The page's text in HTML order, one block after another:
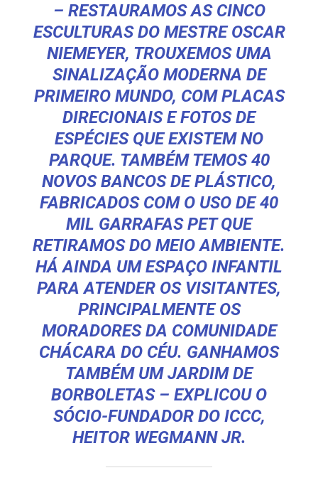
– RESTAURAMOS AS CINCO
ESCULTURAS DO MESTRE OSCAR
NIEMEYER, TROUXEMOS UMA
SINALIZAÇÃO MODERNA DE
PRIMEIRO MUNDO, COM PLACAS
DIRECIONAIS E FOTOS DE
ESPÉCIES QUE EXISTEM NO
PARQUE. TAMBÉM TEMOS 40
NOVOS BANCOS DE PLÁSTICO,
FABRICADOS COM O USO DE 40
MIL GARRAFAS PET QUE
RETIRAMOS DO MEIO AMBIENTE.
HÁ AINDA UM ESPAÇO INFANTIL
PARA ATENDER OS VISITANTES,
PRINCIPALMENTE OS
MORADORES DA COMUNIDADE
CHÁCARA DO CÉU. GANHAMOS
TAMBÉM UM JARDIM DE
BORBOLETAS – EXPLICOU O
SÓCIO-FUNDADOR DO ICCC,
HEITOR WEGMANN JR.